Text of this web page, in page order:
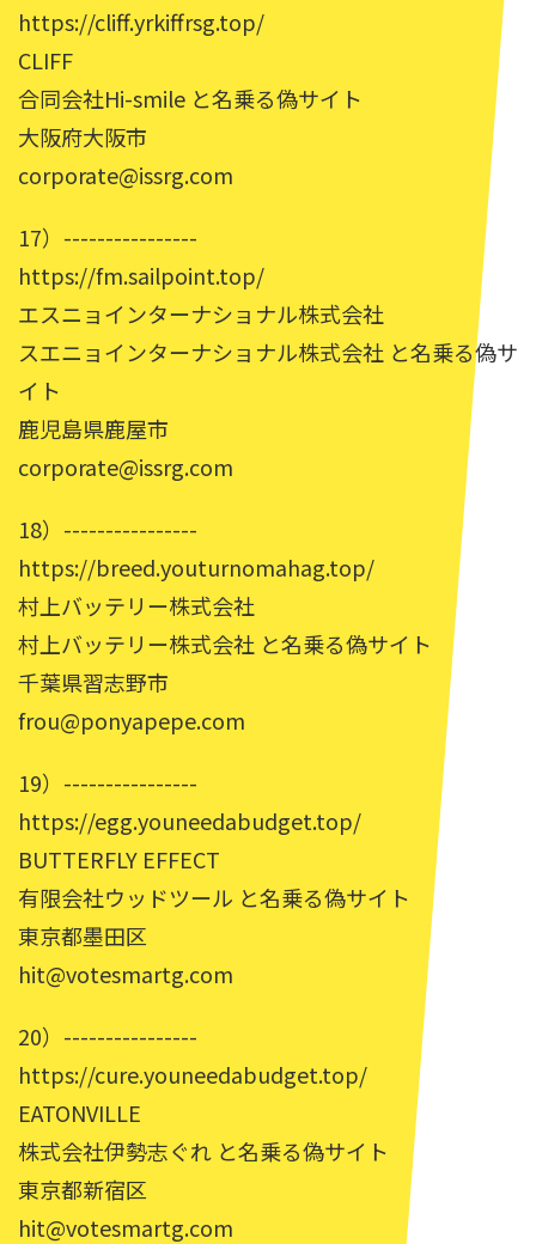
https://cliff.yrkiffrsg.top/
CLIFF
合同会社Hi-smile と名乗る偽サイト
大阪府大阪市
corporate@issrg.com
17）----------------
https://fm.sailpoint.top/
エスニョインターナショナル株式会社
スエニョインターナショナル株式会社 と名乗る偽サ
イト
鹿児島県鹿屋市
corporate@issrg.com
18）----------------
https://breed.youturnomahag.top/
村上バッテリー株式会社
村上バッテリー株式会社 と名乗る偽サイト
千葉県習志野市
frou@ponyapepe.com
19）----------------
https://egg.youneedabudget.top/
BUTTERFLY EFFECT
有限会社ウッドツール と名乗る偽サイト
東京都墨田区
hit@votesmartg.com
20）----------------
https://cure.youneedabudget.top/
EATONVILLE
株式会社伊勢志ぐれ と名乗る偽サイト
東京都新宿区
hit@votesmartg.com